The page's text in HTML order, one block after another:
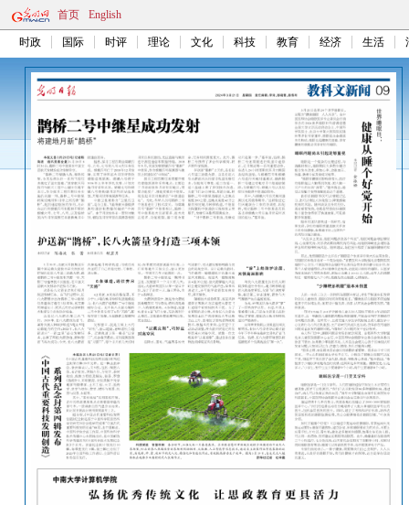
首页 English
时政 国际 时评 理论 文化 科技 教育 经济 生活